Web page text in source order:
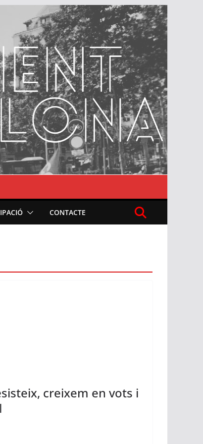
CONTACTE
creixem en vots i